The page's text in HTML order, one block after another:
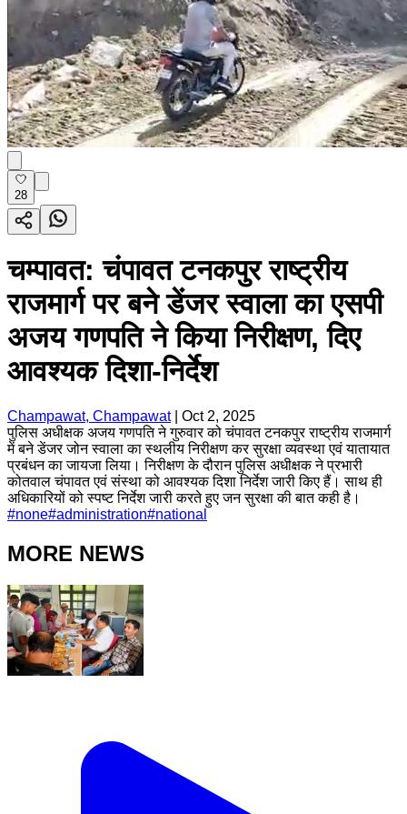
28
चम्पावत: चंपावत टनकपुर राष्ट्रीय
राजमार्ग पर बने डेंजर स्वाला का एसपी
अजय गणपति ने किया निरीक्षण, दिए
आवश्यक दिशा-निर्देश
Champawat, Champawat| Oct 2, 2025
पुलिस अधीक्षक अजय गणपति ने गुरुवार को चंपावत टनकपुर राष्ट्रीय राजमार्ग
में बने डेंजर जोन स्वाला का स्थलीय निरीक्षण कर सुरक्षा व्यवस्था एवं यातायात
प्रबंधन का जायजा लिया। निरीक्षण के दौरान पुलिस अधीक्षक ने प्रभारी
कोतवाल चंपावत एवं संस्था को आवश्यक दिशा निर्देश जारी किए हैं। साथ ही
अधिकारियों को स्पष्ट निर्देश जारी करते हुए जन सुरक्षा की बात कही है।
#none#administration#national
MORE NEWS